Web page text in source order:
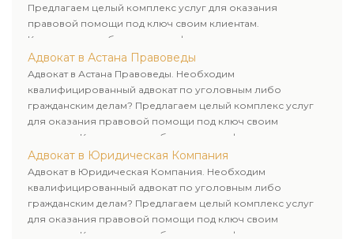
Предлагаем целый комплекс услуг для оказания
правовой помощи под ключ своим клиентам.
Комплексное обслуживание физических и юридических
лиц. Индивидуальный подход к каждому клиенту.
Адвокат в Астана Правоведы
Адвокат в Астана Правоведы. Необходим
квалифицированный адвокат по уголовным либо
гражданским делам? Предлагаем целый комплекс услуг
для оказания правовой помощи под ключ своим
клиентам. Комплексное обслуживание физических и
юридических лиц. Индивидуальный подход к каждому
клиенту.
Адвокат в Юридическая Компания
Адвокат в Юридическая Компания. Необходим
квалифицированный адвокат по уголовным либо
гражданским делам? Предлагаем целый комплекс услуг
для оказания правовой помощи под ключ своим
клиентам. Комплексное обслуживание физических и